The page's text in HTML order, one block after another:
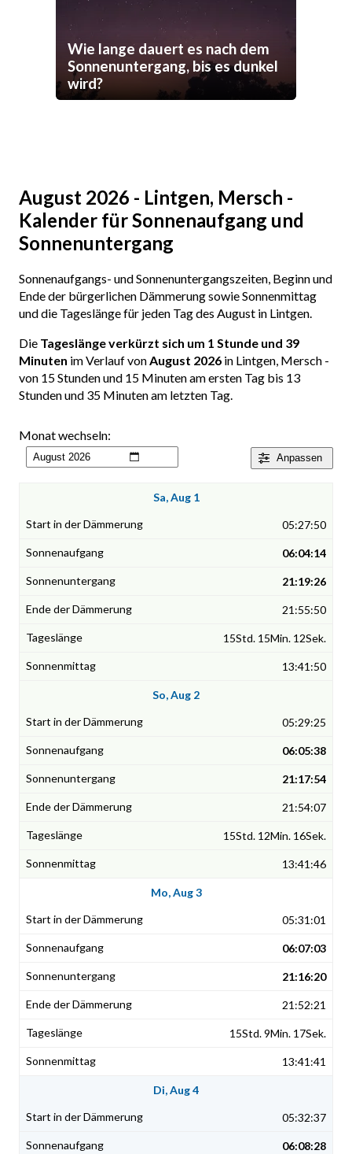
Wie lange dauert es nach dem
Sonnenuntergang, bis es dunkel
wird?
August 2026 - Lintgen, Mersch -
Kalender für Sonnenaufgang und
Sonnenuntergang
Sonnenaufgangs- und Sonnenuntergangszeiten, Beginn und
Ende der bürgerlichen Dämmerung sowie Sonnenmittag
und die Tageslänge für jeden Tag des August in Lintgen.
Die Tageslänge verkürzt sich um 1 Stunde und 39
Minuten im Verlauf vonAugust 2026 in Lintgen, Mersch -
von 15 Stunden und 15 Minuten am ersten Tag bis 13
Stunden und 35 Minuten am letzten Tag.
Anpassen
Monat wechseln:
Sa, Aug 1
05:27:50
06:04:14
21:19:26
21:55:50
15Std. 15Min. 12Sek.
13:41:50
So, Aug 2
05:29:25
06:05:38
21:17:54
21:54:07
15Std. 12Min. 16Sek.
13:41:46
Mo, Aug 3
05:31:01
06:07:03
21:16:20
21:52:21
15Std. 9Min. 17Sek.
13:41:41
Di, Aug 4
05:32:37
06:08:28